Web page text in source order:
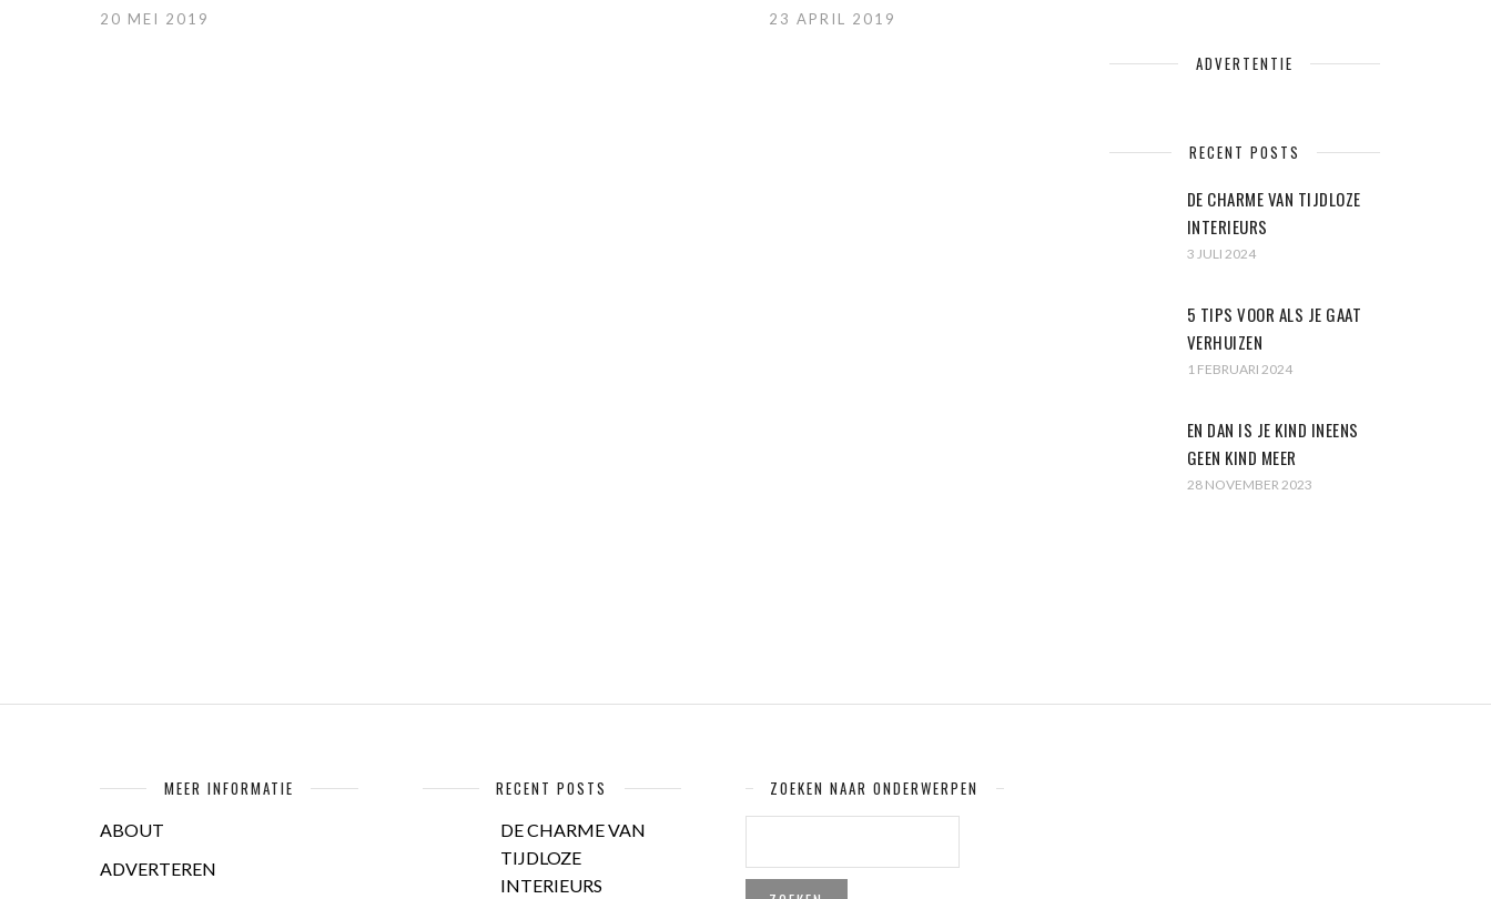
20 MEI 2019 23 APRIL 2019
ADVERTENTIE
RECENT POSTS
DE CHARME VAN TIJDLOZE
INTERIEURS
3 JULI 2024
5 TIPS VOOR ALS JE GAAT
VERHUIZEN
1 FEBRUARI 2024
EN DAN IS JE KIND INEENS
GEEN KIND MEER
28 NOVEMBER 2023
MEER INFORMATIE
ABOUT
ADVERTEREN
RECENT POSTS
DE CHARME VAN
TIJDLOZE
INTERIEURS
ZOEKEN NAAR ONDERWERPEN